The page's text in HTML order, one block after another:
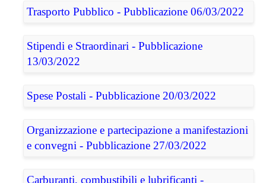
Trasporto Pubblico - Pubblicazione 06/03/2022
Stipendi e Straordinari - Pubblicazione
13/03/2022
Spese Postali - Pubblicazione 20/03/2022
Organizzazione e partecipazione a manifestazioni
e convegni - Pubblicazione 27/03/2022
Carburanti, combustibili e lubrificanti -